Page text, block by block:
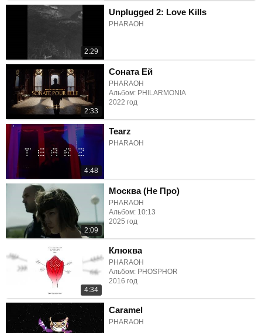
2:29
Unplugged 2: Love Kills
PHARAOH
2:33
Соната Ей
PHARAOH
Альбом: PHILARMONIA
2022 год
4:48
Tearz
PHARAOH
2:09
Москва (Не Про)
PHARAOH
Альбом: 10:13
2025 год
4:34
Клюква
PHARAOH
Альбом: PHOSPHOR
2016 год
Caramel
PHARAOH